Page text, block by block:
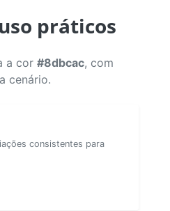
práticos
a cor #8dbcac, com
cenário.
consistentes para